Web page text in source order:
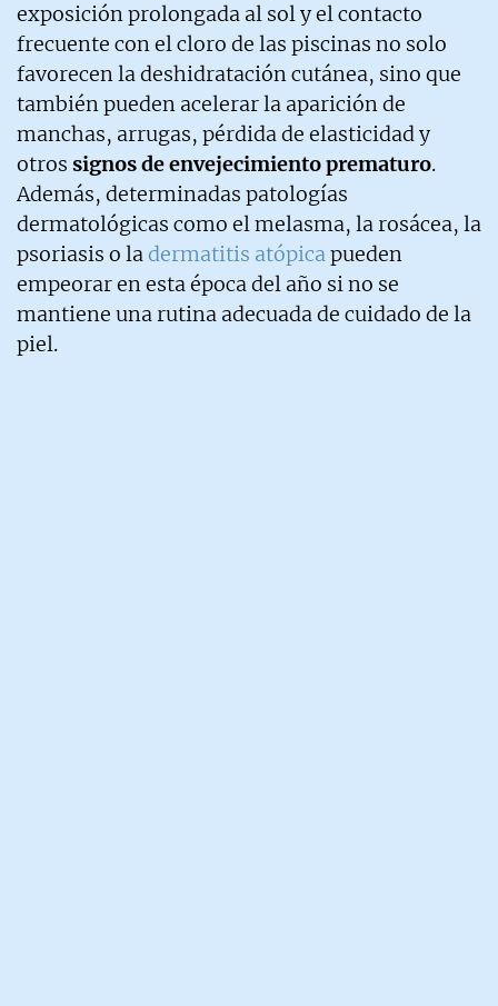
exposición prolongada al sol y el contacto
frecuente con el cloro de las piscinas no solo
favorecen la deshidratación cutánea, sino que
también pueden acelerar la aparición de
manchas, arrugas, pérdida de elasticidad y
otros signos de envejecimiento prematuro.
Además, determinadas patologías
dermatológicas como el melasma, la rosácea, la
psoriasis o la dermatitis atópicapueden
empeorar en esta época del año si no se
mantiene una rutina adecuada de cuidado de la
piel.